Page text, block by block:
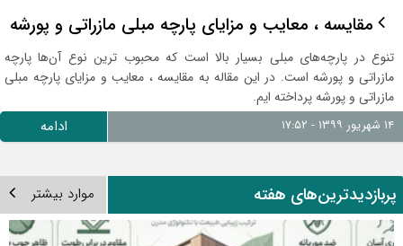
مقایسه ، معایب و مزایای پارچه مبلی مازراتی و پورشه
تنوع در پارچه‌های مبلی بسیار بالا است که محبوب ترین نوع آن‌ها پارچه
مازراتی و پورشه است. در این مقاله به مقایسه ، معایب و مزایای پارچه مبلی
مازراتی و پورشه پرداخته ایم.
۱۴ شهریور ۱۳۹۹ - ۱۷:۵۲ ادامه
هفته موارد بیشتر